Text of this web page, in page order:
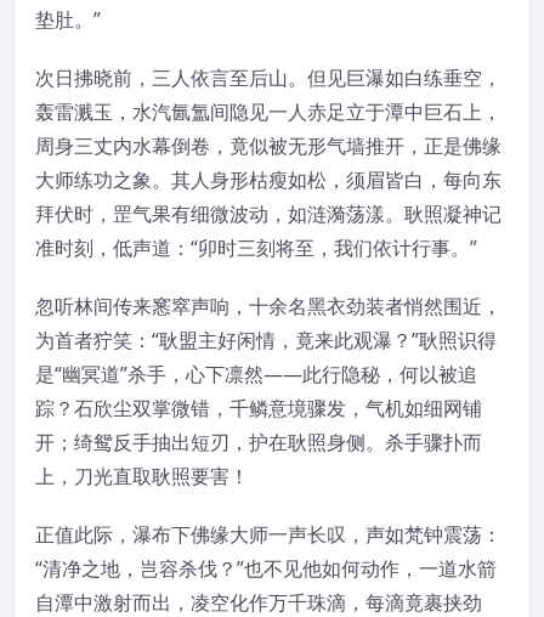
垫肚。”
次日拂晓前，三人依言至后山。但见巨瀑如白练垂空，
轰雷溅玉，水汽氤氲间隐见一人赤足立于潭中巨石上，
周身三丈内水幕倒卷，竟似被无形气墙推开，正是佛缘
大师练功之象。其人身形枯瘦如松，须眉皆白，每向东
拜伏时，罡气果有细微波动，如涟漪荡漾。耿照凝神记
准时刻，低声道：“卯时三刻将至，我们依计行事。”
忽听林间传来窸窣声响，十余名黑衣劲装者悄然围近，
为首者狞笑：“耿盟主好闲情，竟来此观瀑？”耿照识得
是“幽冥道”杀手，心下凛然——此行隐秘，何以被追
踪？石欣尘双掌微错，千鳞意境骤发，气机如细网铺
开；绮鸳反手抽出短刃，护在耿照身侧。杀手骤扑而
上，刀光直取耿照要害！
正值此际，瀑布下佛缘大师一声长叹，声如梵钟震荡：
“清净之地，岂容杀伐？”也不见他如何动作，一道水箭
自潭中激射而出，凌空化作万千珠滴，每滴竟裹挟劲